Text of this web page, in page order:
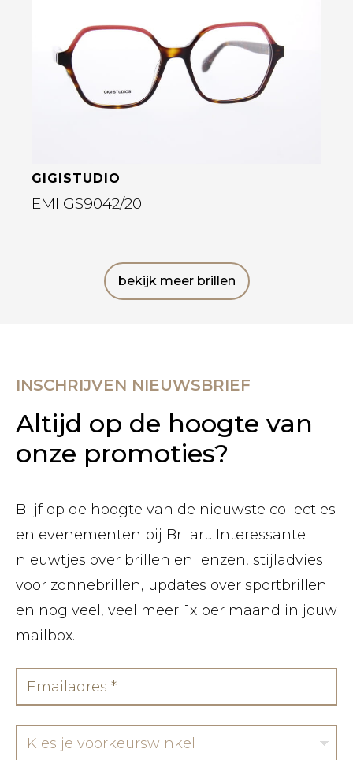
Bekijk deze bril
GIGISTUDIO
EMI GS9042/20
bekijk meer brillen
INSCHRIJVEN NIEUWSBRIEF
Altijd op de hoogte van
onze promoties?
Blijf op de hoogte van de nieuwste collecties
en evenementen bij Brilart. Interessante
nieuwtjes over brillen en lenzen, stijladvies
voor zonnebrillen, updates over sportbrillen
en nog veel, veel meer! 1x per maand in jouw
mailbox.
Kies je voorkeurswinkel